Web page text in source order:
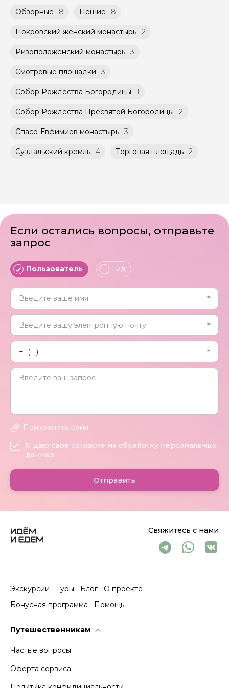
Обзорные 8 Пешие 8
Покровский женский монастырь 2
Ризоположенский монастырь 3
Смотровые площадки 3
Собор Рождества Богородицы 1
Собор Рождества Пресвятой Богородицы 2
Спасо-Евфимиев монастырь 3
Суздальский кремль 4 Торговая площадь 2
Свяжитесь с нами
Экскурсии Туры Блог
О проекте
Бонусная программа
Помощь
Путешественникам
Частые вопросы
Оферта сервиса
Если остались вопросы, отправьте
запрос
Пользователь Гид
Прикрепить файл
Я даю своё согласие на обработку персональных
данных
Отправить